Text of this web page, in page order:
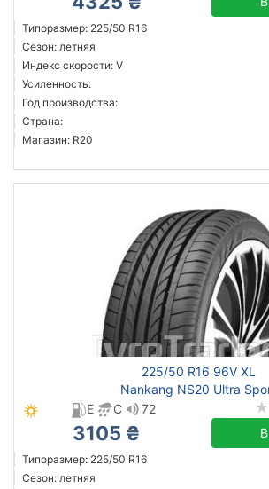
Типоразмер: 225/50 R16
Сезон: летняя
Индекс скорости: V
Усиленность:
Год производства:
Страна:
Магазин: R20
225/50 R16 96V XL
Nankang NS20 Ultra
E
C 72
3105 ₴
Типоразмер: 225/50 R16
Сезон: летняя
Kormoran
Lanvigator
Nankang
Orium
Sunwide